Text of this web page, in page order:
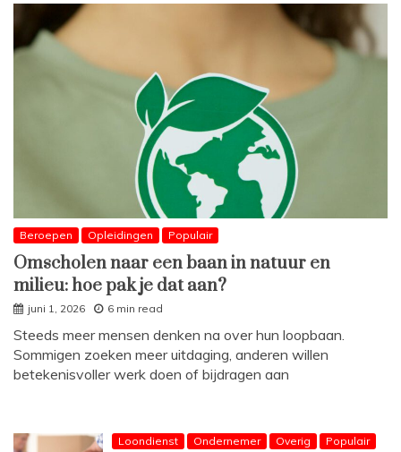
Beroepen Opleidingen Populair
Omscholen naar een baan in natuur en
milieu: hoe pak je dat aan?
juni 1, 2026 6 min read
Steeds meer mensen denken na over hun loopbaan.
Sommigen zoeken meer uitdaging, anderen willen
betekenisvoller werk doen of bijdragen aan
Loondienst Ondernemer Overig Populair